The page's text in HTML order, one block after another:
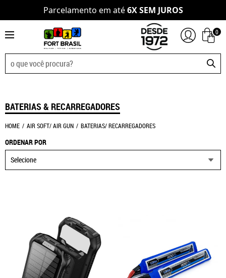
Parcelamento em até6X SEM JUROS
0
BATERIAS & RECARREGADORES
HOME AIR SOFT/ AIR GUN BATERIAS/ RECARREGADORES
ORDENAR POR
Selecione